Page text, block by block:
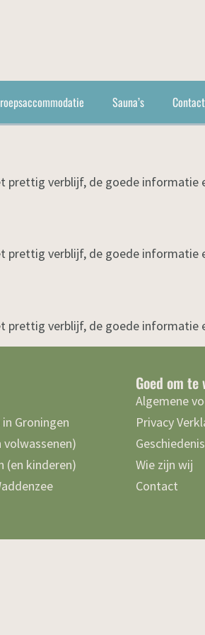
Sauna’s Contact
prettig verblijf, de goede informatie
prettig verblijf, de goede informatie
prettig verblijf, de goede informatie
Groningen
volwassenen)
(en kinderen)
Goed om te
Algemene
Privacy
Geschiedenis
Wie zijn wij
Contact